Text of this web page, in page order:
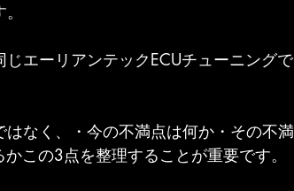
エーリアンテックECUチューニングで
はなく、・今の不満点は何か・その不満
この3点を整理することが重要です。